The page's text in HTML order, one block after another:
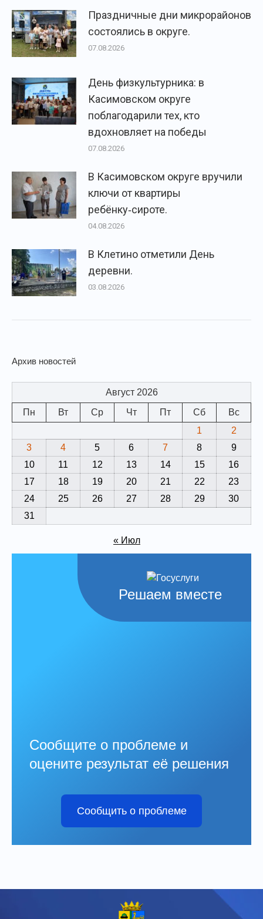
Праздничные дни микрорайонов
состоялись в округе.
07.08.2026
День физкультурника: в
Касимовском округе
поблагодарили тех, кто
вдохновляет на победы
07.08.2026
В Касимовском округе вручили
ключи от квартиры
ребёнку‑сироте.
04.08.2026
В Клетино отметили День
деревни.
03.08.2026
Архив новостей
Август 2026
Пн
Вт Ср Чт Пт Сб
Вс
1
2
3
4 5 6 7 8
9
10
11 12 13 14 15
16
17
18 19 20 21 22
23
24
25 26 27 28 29
30
31
« Июл
Решаем вместе
Сообщите о проблеме и
оцените результат её решения
Сообщить о проблеме